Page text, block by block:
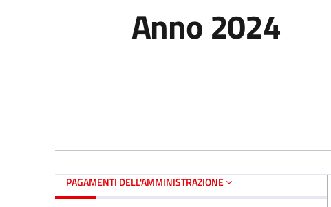
Anno 2024
PAGAMENTI DELL'AMMINISTRAZIONE